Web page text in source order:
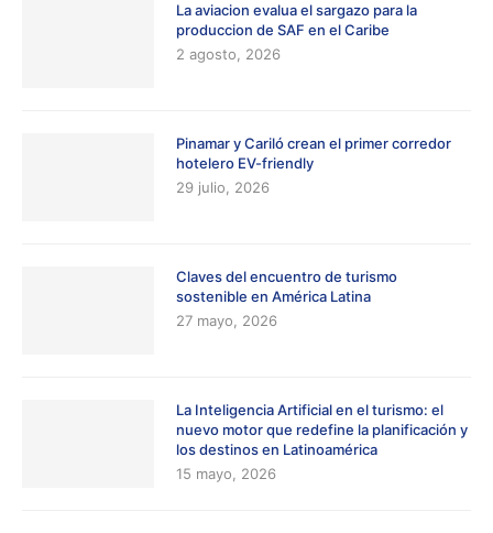
La aviacion evalua el sargazo para la
produccion de SAF en el Caribe
2 agosto, 2026
Pinamar y Cariló crean el primer corredor
hotelero EV-friendly
29 julio, 2026
Claves del encuentro de turismo
sostenible en América Latina
27 mayo, 2026
La Inteligencia Artificial en el turismo: el
nuevo motor que redefine la planificación y
los destinos en Latinoamérica
15 mayo, 2026